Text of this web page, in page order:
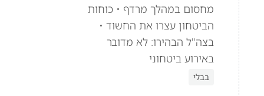
מחסום במהלך מרדף • כוחות
הביטחון עצרו את החשוד •
בצה"ל הבהירו: לא מדובר
באירוע ביטחוני
בבלי